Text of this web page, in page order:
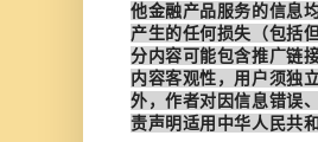
他金融产品服务的信息
产生的任何损失（包括
分内容可能包含推广链
内容客观性，用户须独
外，作者对因信息错误
责声明适用中华人民共